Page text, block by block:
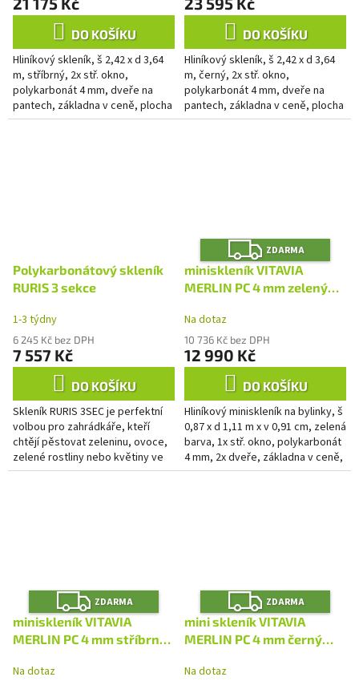
DO KOŠÍKU
Hliníkový skleník, š 2,42 x d 3,64
m, stříbrný, 2x stř. okno,
polykarbonát 4 mm, dveře na
pantech, základna v ceně, plocha
8,88 m2.
DO KOŠÍKU
Hliníkový skleník, š 2,42 x d 3,64
m, černý, 2x stř. okno,
polykarbonát 4 mm, dveře na
pantech, základna v ceně, plocha
8,88 m2.
Polykarbonátový skleník
RURIS 3 sekce
1-3 týdny
6 245 Kč bez DPH
7 557 Kč
DO KOŠÍKU
Skleník RURIS 3SEC je perfektní
volbou pro zahrádkáře, kteří
chtějí pěstovat zeleninu, ovoce,
zelené rostliny nebo květiny ve
vlastní režii během celého roku.
Z
D
A
R
M
ZDARMA
miniskleník VITAVIA
MERLIN PC 4 mm zelený
Na dotaz
10 736 Kč bez DPH
12 990 Kč
DO KOŠÍKU
Hliníkový miniskleník na bylinky, š
0,87 x d 1,11 m x v 0,91 cm, zelená
barva, 1x stř. okno, polykarbonát
4 mm, 2x dveře, základna v ceně,
plocha 0,96 m2.
Z
D
A
R
M
ZDARMA
miniskleník VITAVIA
MERLIN PC 4 mm stříbrný
Na dotaz
Z
D
A
R
M
ZDARMA
mini skleník VITAVIA
MERLIN PC 4 mm černý
Na dotaz